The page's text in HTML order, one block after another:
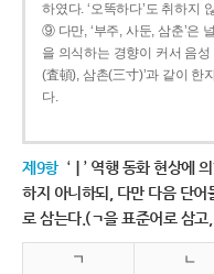
하였다. ‘오똑하다’도 취하지
⑨ 다만, ‘부주, 사둔, 삼춘’은
을 의식하는 경향이 커서 음
(査頓), 삼촌(三寸)’과 같이 한
다.
제9항 ‘ㅣ’ 역행 동화 현상에
하지 아니하되, 다만 다음 단어
로 삼는다.(ㄱ을 표준어로 삼고
ㄱ ㄴ